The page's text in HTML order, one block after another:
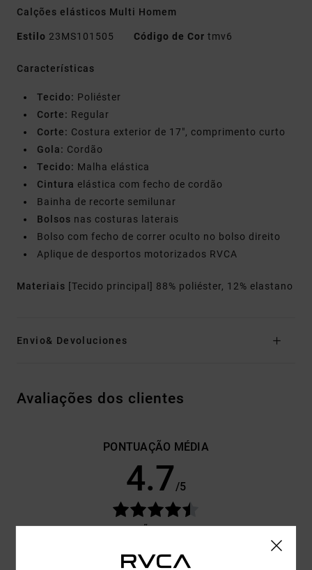
Calções elásticos Multi Homem
Estilo 23MS101505 Código de Cor tmv6
Características
Tecido: Poliéster
Corte: Regular
Corte: Costura exterior de 17", comprimento curto
Gola: Cordão
Tecido: Malha elástica
Cintura elástica com fecho de cordão
Bainha de recorte semilunar
Bolsos nas costuras laterais
Bolso com fecho de correr oculto no bolso direito
Aplique de desportos motorizados RVCA
Materiais [Tecido principal] 88% poliéster, 12% elastano
Envio& Devoluciones
Avaliações dos clientes
PONTUAÇÃO MÉDIA
4.7/5
100% DOS NOSSOS CLIENTES RECOMENDAM ESTE
PRODUTO